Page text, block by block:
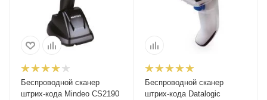
Беспроводной сканер
штрих-кода Mindeo CS2190
Беспроводной сканер
штрих-кода Datalogic